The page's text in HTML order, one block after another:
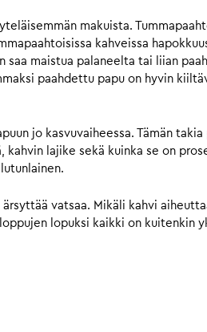
makuista.
kahveissa
saa maistua palaneelta tai liian
paahdettu papu on hyvin
jo kasvuvaiheessa. Tämän takia
lajike sekä kuinka se on
vatsaa. Mikäli kahvi
lopuksi kaikki on kuitenkin